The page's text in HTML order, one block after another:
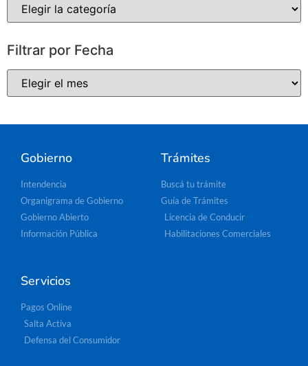
Filtrar por Fecha
Gobierno
Intendencia
Organigrama de Gobierno
Gobierno Abierto
Información Pública
Trámites
Buscá tu trámite
Guía de Trámites
Licencia de Conducir
Habilitaciones Comerciales
Servicios
Pagos Online
Salta Activa
Defensa del Consumidor